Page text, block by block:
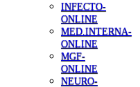
INFECTO-
ONLINE
MED.INTERNA-
ONLINE
MGF-
ONLINE
NEURO-